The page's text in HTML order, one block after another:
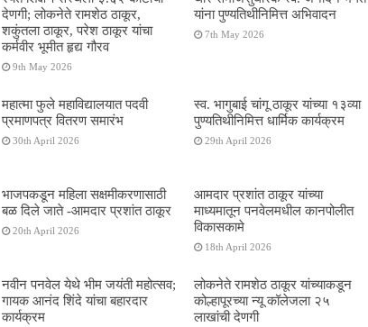
देणगी; लोकनेते रामशेठ ठाकूर,
शकुंतला ठाकूर, परेश ठाकूर यांचा
कर्मवीर भूमीत हृद्य गौरव
9th May 2026
यांना पुण्यतिथीनिमित्त अभिवादन
7th May 2026
महात्मा फुले महाविद्यालयात पदवी
प्रमाणपत्र वितरण समारंभ
30th April 2026
स्व. भागुबाई चांगू ठाकूर यांच्या १३व्या
पुण्यतिथीनिमित्त धार्मिक कार्यक्रम
29th April 2026
भाजपकडून महिला सक्षमीकरणासाठी
बळ दिले जाते -आमदार प्रशांत ठाकूर
20th April 2026
आमदार प्रशांत ठाकूर यांच्या
माध्यमातून पनवेलमधील कानपोलीत
विकासकामे
18th April 2026
नवीन पनवेल येथे भीम जयंती महोत्सव;
गायक आनंद शिंदे यांचा बहारदार
कार्यक्रम
लोकनेते रामशेठ ठाकूर यांच्याकडून
कोल्हापूरच्या न्यू कॉलेजला २५
लाखांची देणगी